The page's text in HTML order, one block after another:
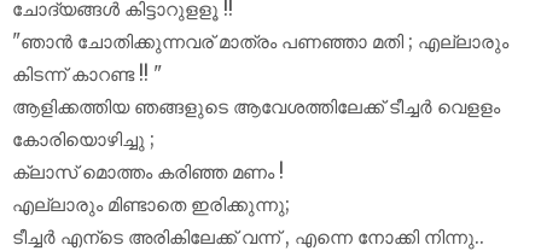
ചോദ്യങ്ങൾ കിട്ടാറുളളൂ !!
"ഞാൻ ചോതിക്കുന്നവര് മാത്രം പണഞ്ഞാ മതി ; എല്ലാരും
കിടന്ന് കാറണ്ട !! "
ആളിക്കത്തിയ ഞങ്ങളുടെ ആവേശത്തിലേക്ക് ടീച്ചർ വെളളം
കോരിയൊഴിച്ചു ;
ക്ലാസ് മൊത്തം കരിഞ്ഞ മണം !
എല്ലാരും മിണ്ടാതെ ഇരിക്കുന്നു;
ടീച്ചർ എന്ടെ അരികിലേക്ക് വന്ന് , എന്നെ നോക്കി നിന്നു..